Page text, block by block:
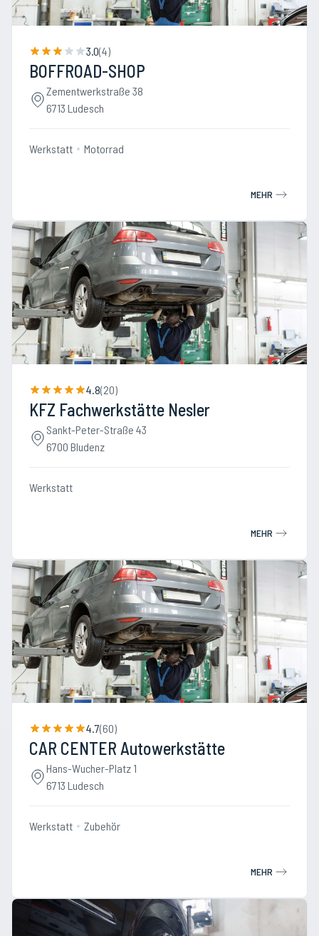
3.0(4)
BOFFROAD-SHOP
Zementwerkstraße 38
6713 Ludesch
Werkstatt Motorrad
MEHR
4.8(20)
KFZ Fachwerkstätte Nesler
Sankt-Peter-Straße 43
6700 Bludenz
Werkstatt
MEHR
4.7(60)
CAR CENTER Autowerkstätte
Hans-Wucher-Platz 1
6713 Ludesch
Werkstatt Zubehör
MEHR